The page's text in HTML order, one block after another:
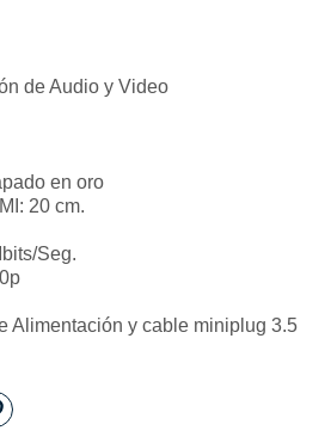
de Audio y Video
en oro
20 cm.
Seg.
Alimentación y cable miniplug 3.5